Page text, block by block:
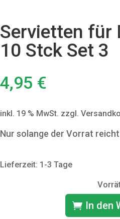
Servietten für
10 Stck Set 3
4,95 €
inkl. 19 % MwSt. zzgl.
Nur solange der Vorrat reicht
Lieferzeit: 1-3 Tage
Servietten
In den